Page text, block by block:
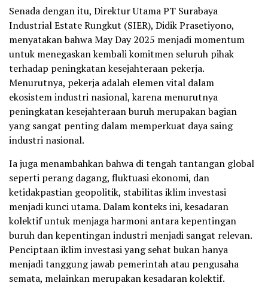
Senada dengan itu, Direktur Utama PT Surabaya
Industrial Estate Rungkut (SIER), Didik Prasetiyono,
menyatakan bahwa May Day 2025 menjadi momentum
untuk menegaskan kembali komitmen seluruh pihak
terhadap peningkatan kesejahteraan pekerja.
Menurutnya, pekerja adalah elemen vital dalam
ekosistem industri nasional, karena menurutnya
peningkatan kesejahteraan buruh merupakan bagian
yang sangat penting dalam memperkuat daya saing
industri nasional.
Ia juga menambahkan bahwa di tengah tantangan global
seperti perang dagang, fluktuasi ekonomi, dan
ketidakpastian geopolitik, stabilitas iklim investasi
menjadi kunci utama. Dalam konteks ini, kesadaran
kolektif untuk menjaga harmoni antara kepentingan
buruh dan kepentingan industri menjadi sangat relevan.
Penciptaan iklim investasi yang sehat bukan hanya
menjadi tanggung jawab pemerintah atau pengusaha
semata, melainkan merupakan kesadaran kolektif.